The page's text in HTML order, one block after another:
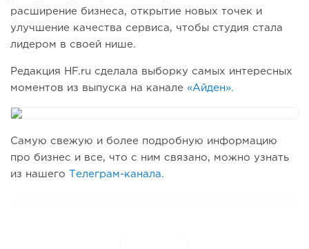
расширение бизнеса, открытие новых точек и
улучшение качества сервиса, чтобы студия стала
лидером в своей нише.
Редакция HF.ru сделала выборку самых интересных
моментов из выпуска на канале «Айден».
Самую свежую и более подробную информацию
про бизнес и все, что с ним связано, можно узнать
из нашего Телеграм-канала.